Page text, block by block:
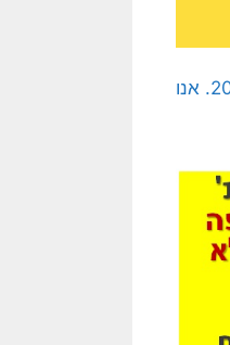
Happiness", ל- Richard H. Thaler ול- Cass R. Sunstein, שראה אור בהוצאת פינגווין ב- 2008. אנו